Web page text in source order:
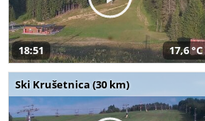
18:51 17,6 °C
Ski Krušetnica (30 km)